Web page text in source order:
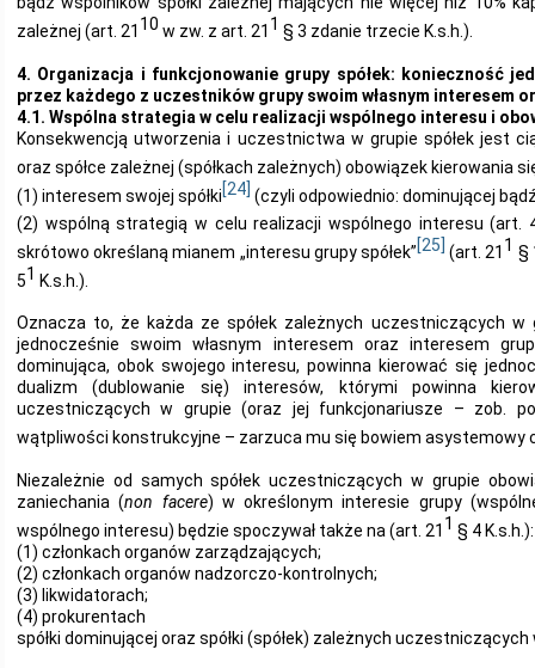
zależnej (art. 21 10 w zw. z art. 21 1 § 3 zdanie trzecie K.s.h.).
4. Organizacja i funkcjonowanie grupy spółek: konieczność
przez każdego z uczestników grupy swoim własnym interesem
4.1. Wspólna strategia w celu realizacji wspólnego interesu i
Konsekwencją utworzenia i uczestnictwa w grupie spółek jest
oraz spółce zależnej (spółkach zależnych) obowiązek kierowania
(1) interesem swojej spółki[24] (czyli odpowiednio: dominującej
(2) wspólną strategią w celu realizacji wspólnego interesu (art.
skrótowo określaną mianem „interesu grupy spółek”[25] (art. 21 1 §
51 K.s.h.).
Oznacza to, że każda ze spółek zależnych uczestniczących w
jednocześnie swoim własnym interesem oraz interesem
dominująca, obok swojego interesu, powinna kierować się
dualizm (dublowanie się) interesów, którymi powinna
uczestniczących w grupie (oraz jej funkcjonariusze – zob.
wątpliwości konstrukcyjne – zarzuca mu się bowiem asystemowy
Niezależnie od samych spółek uczestniczących w grupie
zaniechania (non facere) w określonym interesie grupy
wspólnego interesu) będzie spoczywał także na (art. 21 1 § 4 K.s.h.):
(1) członkach organów zarządzających;
(2) członkach organów nadzorczo-kontrolnych;
(3) likwidatorach;
(4) prokurentach
spółki dominującej oraz spółki (spółek) zależnych uczestniczących